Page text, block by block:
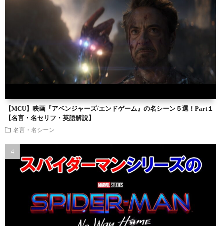
【MCU】映画『アベンジャーズ/エンドゲーム』の名シーン５選！Part１
【名言・名セリフ・英語解説】
名言・名シーン